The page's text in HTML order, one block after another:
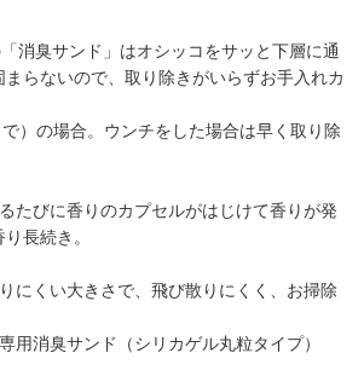
消臭サンド」はオシッコをサッと下層に通
らないので、取り除きがいらずお手入れカ
）の場合。ウンチをした場合は早く取り除
たびに香りのカプセルがはじけて香りが発
長続き。
にくい大きさで、飛び散りにくく、お掃除
用消臭サンド（シリカゲル丸粒タイプ）